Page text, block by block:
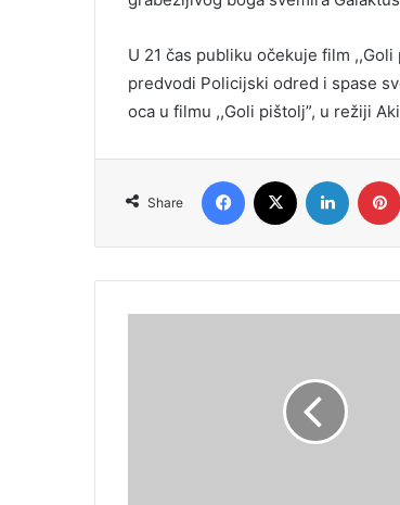
U 21 čas publiku očekuje film
predvodi Policijski odred i spase
oca u filmu ,,Goli pištolj”, u režiji
Share
Facebook LinkedIn